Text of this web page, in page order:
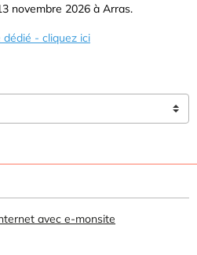
novembre 2026 à Arras.
- cliquez ici
avec e-monsite